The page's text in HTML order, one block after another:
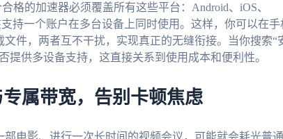
格的加速器必须覆盖所有这些平台：Android、iOS、
持一个账户在多台设备上同时使用。这样，你可以在手
件，两者互不干扰，实现真正的无缝衔接。当你搜索“
提供多设备支持，这直接关系到使用成本和便利性。
属带宽，告别卡顿焦虑
电影、进行一次长时间的视频会议，可能就会耗光普